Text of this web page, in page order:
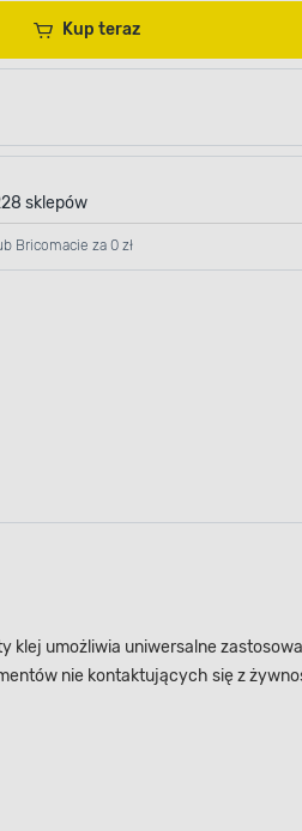
Kup teraz
sklepów
Bricomacie za 0 zł
klej umożliwia uniwersalne
nie kontaktujących się z